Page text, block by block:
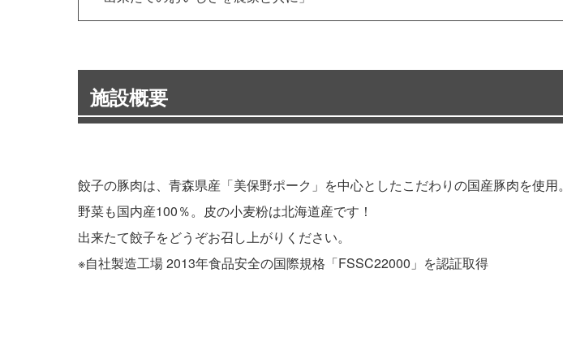
施設概要
餃子の豚肉は、青森県産「美保野ポーク」を中心としたこだわりの国産豚肉を使用。
野菜も国内産100％。皮の小麦粉は北海道産です！
出来たて餃子をどうぞお召し上がりください。
※自社製造工場 2013年食品安全の国際規格「FSSC22000」を認証取得